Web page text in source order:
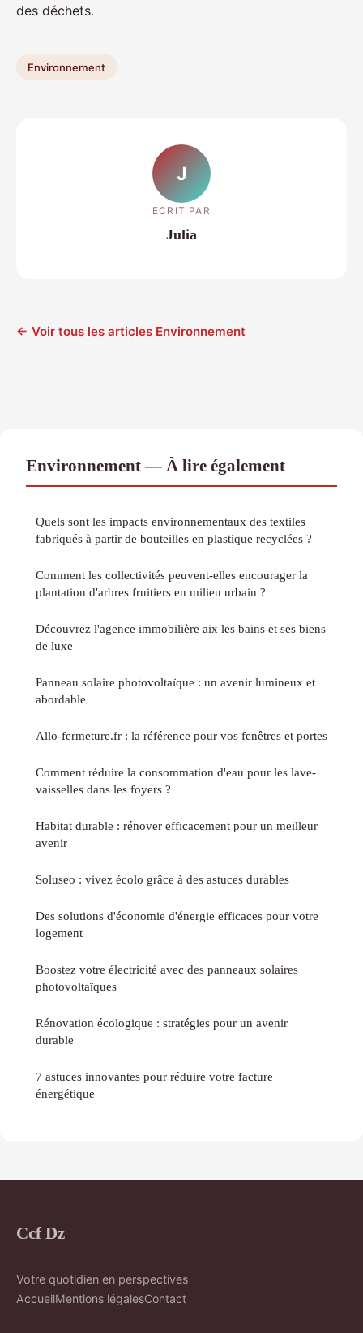
des déchets.
Environnement
J
ECRIT PAR
Julia
← Voir tous les articles Environnement
Environnement — À lire également
Quels sont les impacts environnementaux des textiles
fabriqués à partir de bouteilles en plastique recyclées ?
Comment les collectivités peuvent-elles encourager la
plantation d'arbres fruitiers en milieu urbain ?
Découvrez l'agence immobilière aix les bains et ses biens
de luxe
Panneau solaire photovoltaïque : un avenir lumineux et
abordable
Allo-fermeture.fr : la référence pour vos fenêtres et portes
Comment réduire la consommation d'eau pour les lave-
vaisselles dans les foyers ?
Habitat durable : rénover efficacement pour un meilleur
avenir
Soluseo : vivez écolo grâce à des astuces durables
Des solutions d'économie d'énergie efficaces pour votre
logement
Boostez votre électricité avec des panneaux solaires
photovoltaïques
Rénovation écologique : stratégies pour un avenir
durable
7 astuces innovantes pour réduire votre facture
énergétique
Ccf Dz
Votre quotidien en perspectives
AccueilMentions légalesContact